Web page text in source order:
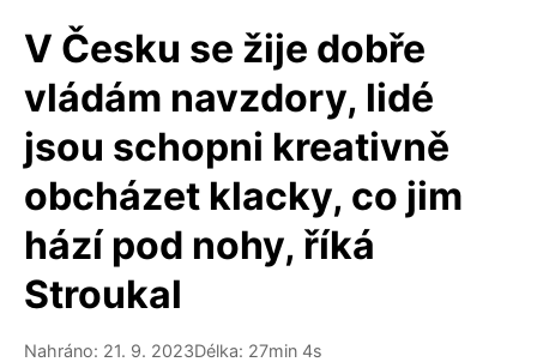
V Česku se žije dobře
vládám navzdory, lidé
jsou schopni kreativně
obcházet klacky, co jim
hází pod nohy, říká
Stroukal
Nahráno: 21. 9. 2023Délka: 27min 4s